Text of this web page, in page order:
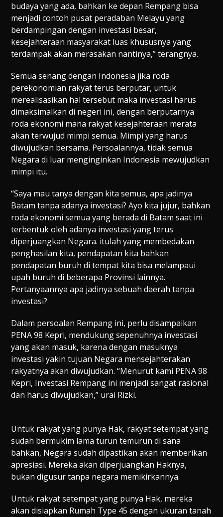
budaya yang ada, bahkan ke depan Rempang bisa
menjadi contoh pusat peradaban Melayu yang
berdampingan dengan investasi besar,
kesejahteraan masyarakat luas khususnya yang
terdampak akan merasakan nantinya,” terangnya.
Semua senang dengan Indonesia jika roda
perekonomian rakyat terus berputar, untuk
merealisasikan hal tersebut maka investasi harus
dimaksimalkan di negeri ini, dengan berputarnya
roda ekonomi mana rakyat kesejahteraan merata
akan terwujud mimpi semua. Mimpi yang harus
diwujudkan bersama. Persoalannya, tidak semua
Negara di luar menginginkan Indonesia mewujudkan
mimpi itu.
“Saya mau tanya dengan kita semua, apa jadinya
Batam tanpa adanya investasi? Ayo kita jujur, bahkan
roda ekonomi semua yang berada di Batam saat ini
terbentuk oleh adanya investasi yang terus
diperjuangkan Negara. itulah yang membedakan
penghasilan kita, pendapatan kita bahkan
pendapatan buruh di tempat kita bisa melampaui
upah buruh di beberapa Provinsi lainnya.
Pertanyaannya apa jadinya sebuah daerah tanpa
investasi?
Dalam persoalan Rempang ini, perlu disampaikan
PENA 98 Kepri, mendukung sepenuhnya investasi
yang akan masuk, karena dengan masuknya
investasi yakin tujuan Negara mensejahterakan
rakyatnya akan diwujudkan. “Menurut kami PENA 98
Kepri, Investasi Rempang ini menjadi sangat rasional
dan harus diwujudkan,” urai Rizki.
Untuk rakyat yang punya Hak, rakyat setempat yang
sudah bermukim lama turun temurun di sana
bahkan, Negara sudah dipastikan akan memberikan
apresiasi. Mereka akan diperjuangkan Haknya,
bukan digusur tanpa negara memikirkannya.
Untuk rakyat setempat yang punya Hak, mereka
akan disiapkan Rumah Type 45 dengan ukuran tanah